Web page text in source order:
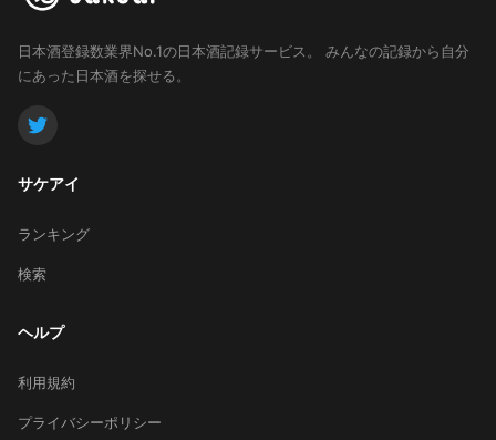
日本酒登録数業界No.1の日本酒記録サービス。
みんなの記録から自分
にあった日本酒を探せる。
サケアイ
ランキング
検索
ヘルプ
利用規約
プライバシーポリシー